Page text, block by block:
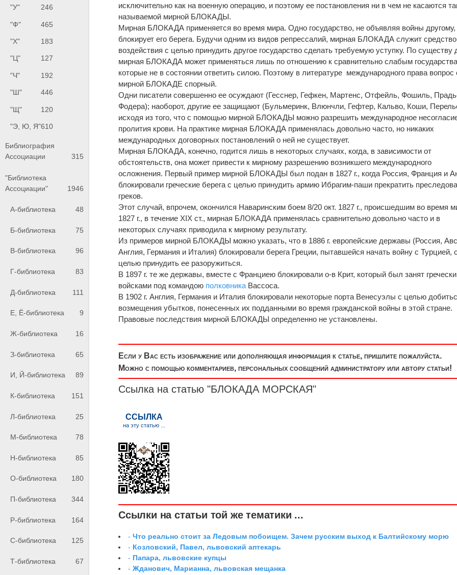
"У" 246
"Ф" 465
"Х" 183
"Ц" 127
"Ч" 192
"Ш" 446
"Щ" 120
"Э, Ю, Я"610
Библиография
Ассоциации
315
"Библиотека
Ассоциации"
1946
А-библиотека 48
Б-библиотека 75
В-библиотека 96
Г-библиотека 83
Д-библиотека 111
Е, Ё-библиотека 9
Ж-библиотека 16
З-библиотека 65
И, Й-библиотека 89
К-библиотека 151
Л-библиотека 25
М-библиотека 78
Н-библиотека 85
О-библиотека 180
П-библиотека 344
Р-библиотека 164
С-библиотека 125
Т-библиотека 67
исключительно как на военную операцию, и поэтому ее постановления ни в чем не касаются
называемой мирной БЛОКАДЫ.
Мирная БЛОКАДА применяется во время мира. Одно государство, не объявляя войны другому,
блокирует его берега. Будучи одним из видов репрессалий, мирная БЛОКАДА служит
воздействия с целью принудить другое государство сделать требуемую уступку. По существу
мирная БЛОКАДА может применяться лишь по отношению к сравнительно слабым
которые не в состоянии ответить силою. Поэтому в литературе международного права вопрос
мирной БЛОКАДЕ спорный.
Одни писатели совершенно ее осуждают (Гесснер, Гефкен, Мартенс, Отфейль, Фошиль,
Фодера); наоборот, другие ее защищают (Бульмеринк, Влюнчли, Гефтер, Кальво, Коши,
исходя из того, что с помощью мирной БЛОКАДЫ можно разрешить международное
пролития крови. На практике мирная БЛОКАДА применялась довольно часто, но никаких
международных договорных постановлений о ней не существует.
Мирная БЛОКАДА, конечно, годится лишь в некоторых случаях, когда, в зависимости от
обстоятельств, она может привести к мирному разрешению возникшего международного
осложнения. Первый пример мирной БЛОКАДЫ был подан в 1827 г., когда Россия, Франция и
блокировали греческие берега с целью принудить армию Ибрагим-паши прекратить
греков.
Этот случай, впрочем, окончился Наваринским боем 8/20 окт. 1827 г., происшедшим во время
1827 г., в течение XIX ст., мирная БЛОКАДА применялась сравнительно довольно часто и в
некоторых случаях приводила к мирному результату.
Из примеров мирной БЛОКАДЫ можно указать, что в 1886 г. европейские державы (Россия,
Англия, Германия и Италия) блокировали берега Греции, пытавшейся начать войну с Турцией, с
целью принудить ее разоружиться.
В 1897 г. те же державы, вместе с Франциею блокировали о-в Крит, который был занят
войсками под командою полковника Вассоса.
В 1902 г. Англия, Германия и Италия блокировали некоторые порта Венесуэлы с целью
возмещения убытков, понесенных их подданными во время гражданской войны в этой стране.
Правовые последствия мирной БЛОКАДЫ определенно не установлены.
Если у Вас есть изображение или дополняющая информация к статье, пришлите пожалуйста.
Можно с помощью комментариев, персональных сообщений администратору или автору статьи!
Ссылка на статью "БЛОКАДА МОРСКАЯ"
Ссылки на статьи той же тематики ...
-Что реально стоит за Ледовым побоищем. Зачем русским выход к Балтийскому морю
- Козловский, Павел, львовский аптекарь
- Папара, львовские купцы
-Жданович, Марианна, львовская мещанка